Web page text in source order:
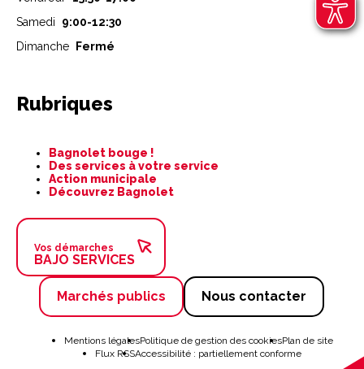
Samedi 9:00-12:30
Dimanche
Fermé
Rubriques
contenu
Bagnolet bouge !
Des services à votre service
Action municipale
Découvrez Bagnolet
Vos démarches
BAJO SERVICES
Marchés publics Nous contacter
Mentions légalesPolitique de gestion des cookiesPlan de site
Flux RSSAccessibilité : partiellement conforme